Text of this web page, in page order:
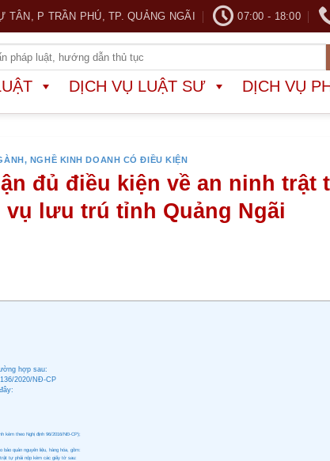
TÂN, P TRẦN PHÚ, TP. QUẢNG NGÃI 07:00 - 18:00
DỊCH VỤ LUẬT SƯ DỊCH VỤ
NGHỀ KINH DOANH CÓ ĐIỀU KIỆN
đủ điều kiện về an ninh trật
lưu trú tỉnh Quảng Ngãi
hợp sau:
2020/NĐ-CP
kèm theo Nghị định 96/2016/NĐ-CP);
quản nguyên liệu, hàng hóa, gồm:
tự phải nộp kèm các giấy tờ sau: